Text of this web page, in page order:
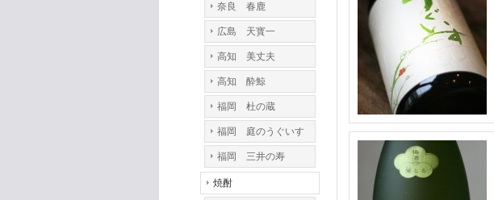
奈良 春鹿
広島 天寳一
高知 美丈夫
高知 酔鯨
福岡 杜の蔵
福岡 庭のうぐいす
福岡 三井の寿
焼酎